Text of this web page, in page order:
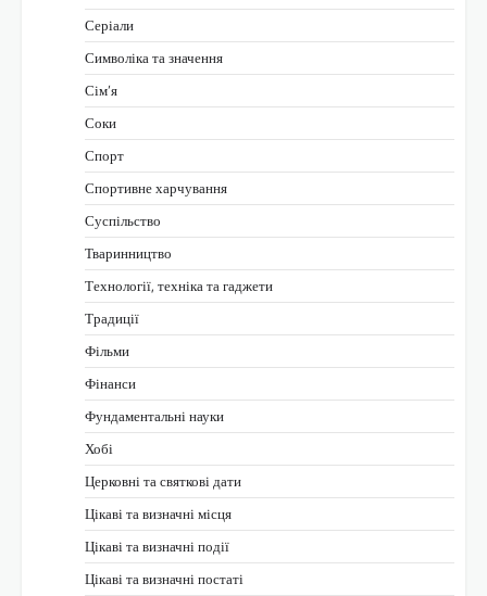
Серіали
Символіка та значення
Сім’я
Соки
Спорт
Спортивне харчування
Суспільство
Тваринництво
Технології, техніка та гаджети
Традиції
Фільми
Фінанси
Фундаментальні науки
Хобі
Церковні та святкові дати
Цікаві та визначні місця
Цікаві та визначні події
Цікаві та визначні постаті